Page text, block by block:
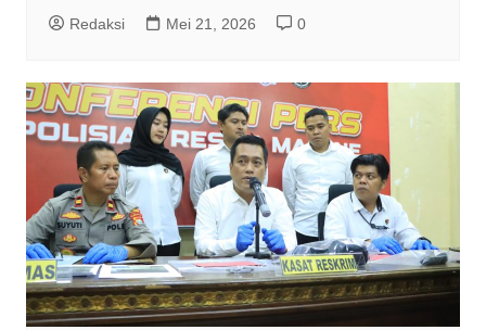
Redaksi Mei 21, 2026 0